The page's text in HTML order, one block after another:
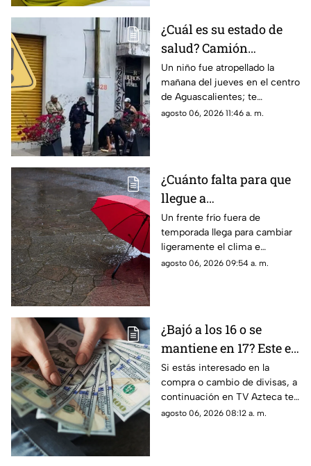
¿Cuál es su estado de
salud? Camión
atropella a niño de 11
años en Aguascalientes
hoy 6 de agosto
Un niño fue atropellado la
mañana del jueves en el centro
de Aguascalientes; te
contamos lo que se sabe del
agosto 06, 2026 11:46 a. m.
¿Cuánto falta para que
llegue a
Aguascalientes? Frente
frío fuera de temporada
afectará en agosto 2026
Un frente frío fuera de
temporada llega para cambiar
ligeramente el clima e
incrementar las lluvias en
agosto 06, 2026 09:54 a. m.
¿Bajó a los 16 o se
mantiene en 17? Este es
el precio del dólar en
Aguascalientes hoy 6
de agosto de 2026
Si estás interesado en la
compra o cambio de divisas, a
continuación en TV Azteca te
informamos cuál es el precio
agosto 06, 2026 08:12 a. m.